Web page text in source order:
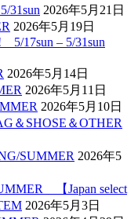
31sun 2026年5月21日
2026年5月19日
5/17sun – 5/31sun
2026年5月14日
2026年5月11日
2026年5月10日
＆SHOSE＆OTHER
SUMMER 2026年5
【Japan select
2026年5月3日